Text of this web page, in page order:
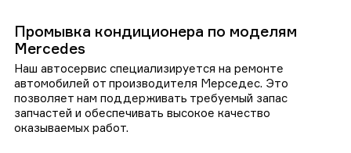
Промывка кондиционера по моделям
Mercedes
Наш автосервис специализируется на ремонте
автомобилей от производителя Мерседес. Это
позволяет нам поддерживать требуемый запас
запчастей и обеспечивать высокое качество
оказываемых работ.